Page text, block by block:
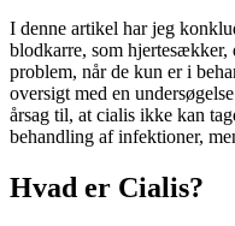
I denne artikel har jeg
blodkarre, som
problem, når de kun er i
oversigt med en
årsag til, at cialis ikke kan
behandling af infektioner,
Hvad er Cialis?